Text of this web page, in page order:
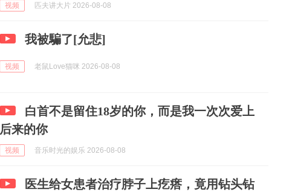
视频 匹夫讲大片 2026-08-08
我被騙了[允悲]
视频 老鼠Love猫咪 2026-08-08
白首不是留住18岁的你，而是我一次次爱上
后来的你
视频 音乐时光的娱乐 2026-08-08
医生给女患者治疗脖子上疙瘩，竟用钻头钻